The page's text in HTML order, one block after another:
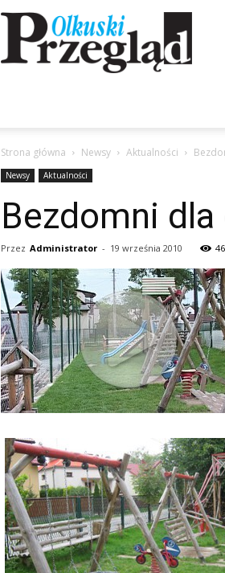
Przegląd
Olkuski
Strona główna Newsy Aktualności
Newsy Aktualności
Bezdomni
Przez Administrator - 19 września 2010